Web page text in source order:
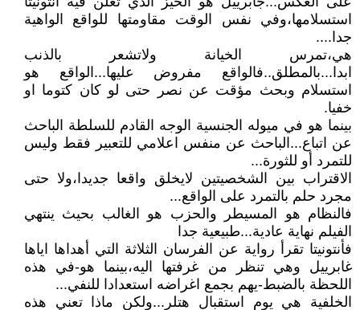
استسلامها،وفي نفس الوقت مقاومتها للواقع الواهية
جدا....
هي،تمرس الخيانة ولاتشعر بالذنب
ابدا...بالمطلق..فالواقع مفروض عليها...الواقع هو
استسلام وبحث مؤقت عن نصر حتى لو كان كتوما او
خفيا.
بينما هو في ميوله الجنسية الوجه القادم للسلطة الباحث
عن اتباع...الباحث عن منفس اعلامي للتعبير فقط وليس
للتمرد أو للثورة...
الاقتراب بين الشخصيتين لايخلق واقعا جديدا،ولا حتى
مجرد حلم بالتمرد على الواقع...
فالنظام هو المسيطر والحزب هو الغالب بحيث ينتهي
الفيلم نهاية عادية...طبيعية جدا
فأنتونيتا تقرأ رواية عن الفرسان الثلاثة التي أهداها اياها
غابرييل وهي تنظر من غرفتها اليه،بينما هو-في هذه
اللحظة بالضبط-يهم بجمع اغراضه استعدادا للنفي...
الخلفية هي يوم استقبال هتلر...ولكن ماذا تعني هذه